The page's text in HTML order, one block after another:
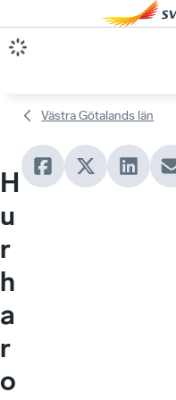
Västra Götalands län
H
u
r
h
a
r
o